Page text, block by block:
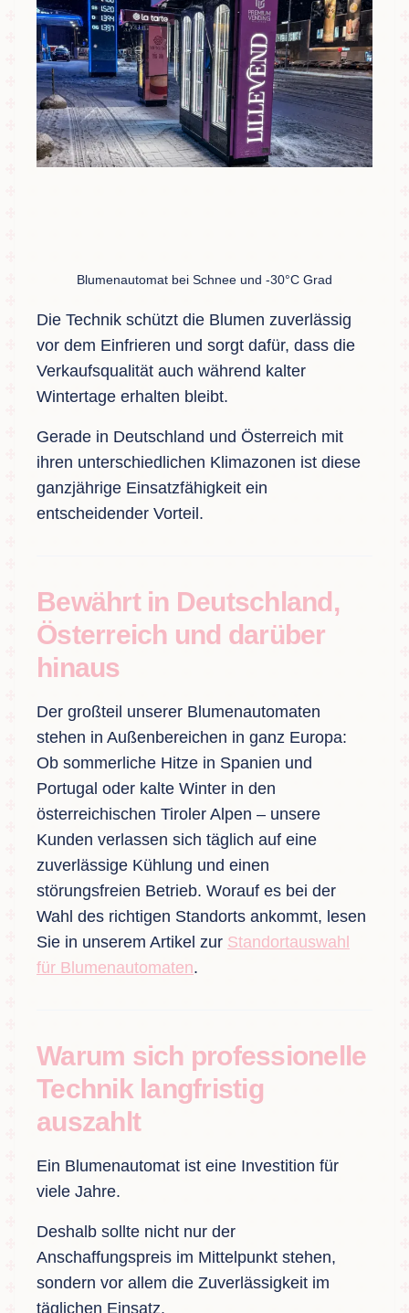
Blumenautomat bei Schnee und -30°C Grad
Die Technik schützt die Blumen zuverlässig
vor dem Einfrieren und sorgt dafür, dass die
Verkaufsqualität auch während kalter
Wintertage erhalten bleibt.
Gerade in Deutschland und Österreich mit
ihren unterschiedlichen Klimazonen ist diese
ganzjährige Einsatzfähigkeit ein
entscheidender Vorteil.
Bewährt in Deutschland,
Österreich und darüber
hinaus
Der großteil unserer Blumenautomaten
stehen in Außenbereichen in ganz Europa:
Ob sommerliche Hitze in Spanien und
Portugal oder kalte Winter in den
österreichischen Tiroler Alpen – unsere
Kunden verlassen sich täglich auf eine
zuverlässige Kühlung und einen
störungsfreien Betrieb. Worauf es bei der
Wahl des richtigen Standorts ankommt, lesen
Sie in unserem Artikel zur Standortauswahl
für Blumenautomaten.
Warum sich professionelle
Technik langfristig
auszahlt
Ein Blumenautomat ist eine Investition für
viele Jahre.
Deshalb sollte nicht nur der
Anschaffungspreis im Mittelpunkt stehen,
sondern vor allem die Zuverlässigkeit im
täglichen Einsatz.